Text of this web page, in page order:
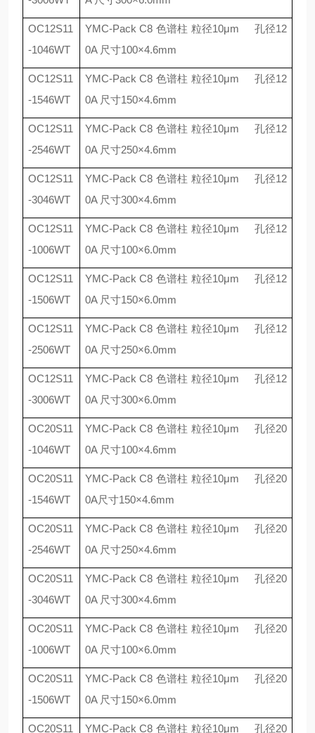
OC12S11
-1046WT
YMC-Pack C8 色谱柱 粒径10μm 孔径12
0A 尺寸100×4.6mm
OC12S11
-1546WT
YMC-Pack C8 色谱柱 粒径10μm 孔径12
0A 尺寸150×4.6mm
OC12S11
-2546WT
YMC-Pack C8 色谱柱 粒径10μm 孔径12
0A 尺寸250×4.6mm
OC12S11
-3046WT
YMC-Pack C8 色谱柱 粒径10μm 孔径12
0A 尺寸300×4.6mm
OC12S11
-1006WT
YMC-Pack C8 色谱柱 粒径10μm 孔径12
0A 尺寸100×6.0mm
OC12S11
-1506WT
YMC-Pack C8 色谱柱 粒径10μm 孔径12
0A 尺寸150×6.0mm
OC12S11
-2506WT
YMC-Pack C8 色谱柱 粒径10μm 孔径12
0A 尺寸250×6.0mm
OC12S11
-3006WT
YMC-Pack C8 色谱柱 粒径10μm 孔径12
0A 尺寸300×6.0mm
OC20S11
-1046WT
YMC-Pack C8 色谱柱 粒径10μm 孔径20
0A 尺寸100×4.6mm
OC20S11
-1546WT
YMC-Pack C8 色谱柱 粒径10μm 孔径20
0A尺寸150×4.6mm
OC20S11
-2546WT
YMC-Pack C8 色谱柱 粒径10μm 孔径20
0A 尺寸250×4.6mm
OC20S11
-3046WT
YMC-Pack C8 色谱柱 粒径10μm 孔径20
0A 尺寸300×4.6mm
OC20S11
-1006WT
YMC-Pack C8 色谱柱 粒径10μm 孔径20
0A 尺寸100×6.0mm
OC20S11
-1506WT
YMC-Pack C8 色谱柱 粒径10μm 孔径20
0A 尺寸150×6.0mm
OC20S11 YMC-Pack C8 色谱柱 粒径10μm 孔径20